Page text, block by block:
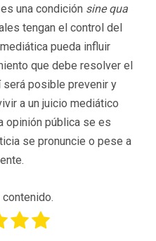
una condición sine qua
tengan el control del
pueda influir
que debe resolver el
será posible prevenir y
a un juicio mediático
opinión pública se es
se pronuncie o pese a